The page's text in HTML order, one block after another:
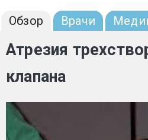
Обзор Врачи
Атрезия
клапана